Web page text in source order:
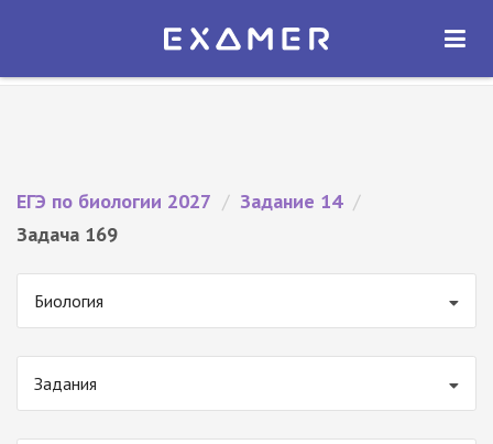
Экзамер — ЕГЭ 2027
ОТКРЫТЬ
ЕГЭ по биологии 2027 / Задание 14 /
Задача 169
Биология
Задания